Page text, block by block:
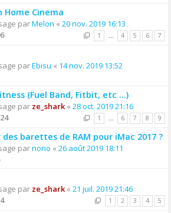
Cinema
parMelon « 20 nov. 2019 16:13
1 … 4 5 6 7
parEbisu « 14 nov. 2019 13:52
(Fuel Band, Fitbit, etc ...)
par ze_shark« 28 oct. 2019 21:16
1 … 6 7 8 9
barettes de RAM pour iMac 2017 ?
parnono « 26 août 2019 18:11
par ze_shark« 21 juil. 2019 21:46
1 2 3 4 5